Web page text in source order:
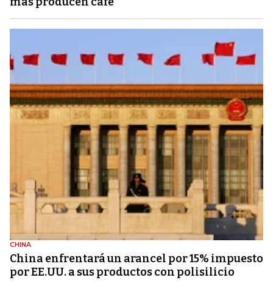
CHINA
China enfrentará un arancel por 15% impuesto
por EE.UU. a sus productos con polisilicio